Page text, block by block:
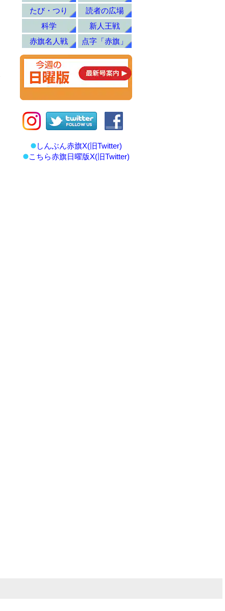
たび・つり
読者の広場
科学
新人王戦
赤旗名人戦
点字「赤旗」
しんぶん赤旗X(旧Twitter)
こちら赤旗日曜版X(旧Twitter)